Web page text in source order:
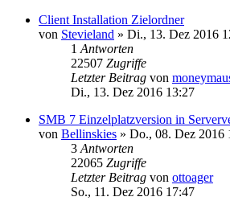
Client Installation Zielordner
von Stevieland » Di., 13. Dez 2016
1 Antworten
22507 Zugriffe
Letzter Beitrag von
Di., 13. Dez 2016 13:27
SMB 7 Einzelplatzversion in
von Bellinskies » Do., 08. Dez 2016
3 Antworten
22065 Zugriffe
Letzter Beitrag von ottoager
So., 11. Dez 2016 17:47